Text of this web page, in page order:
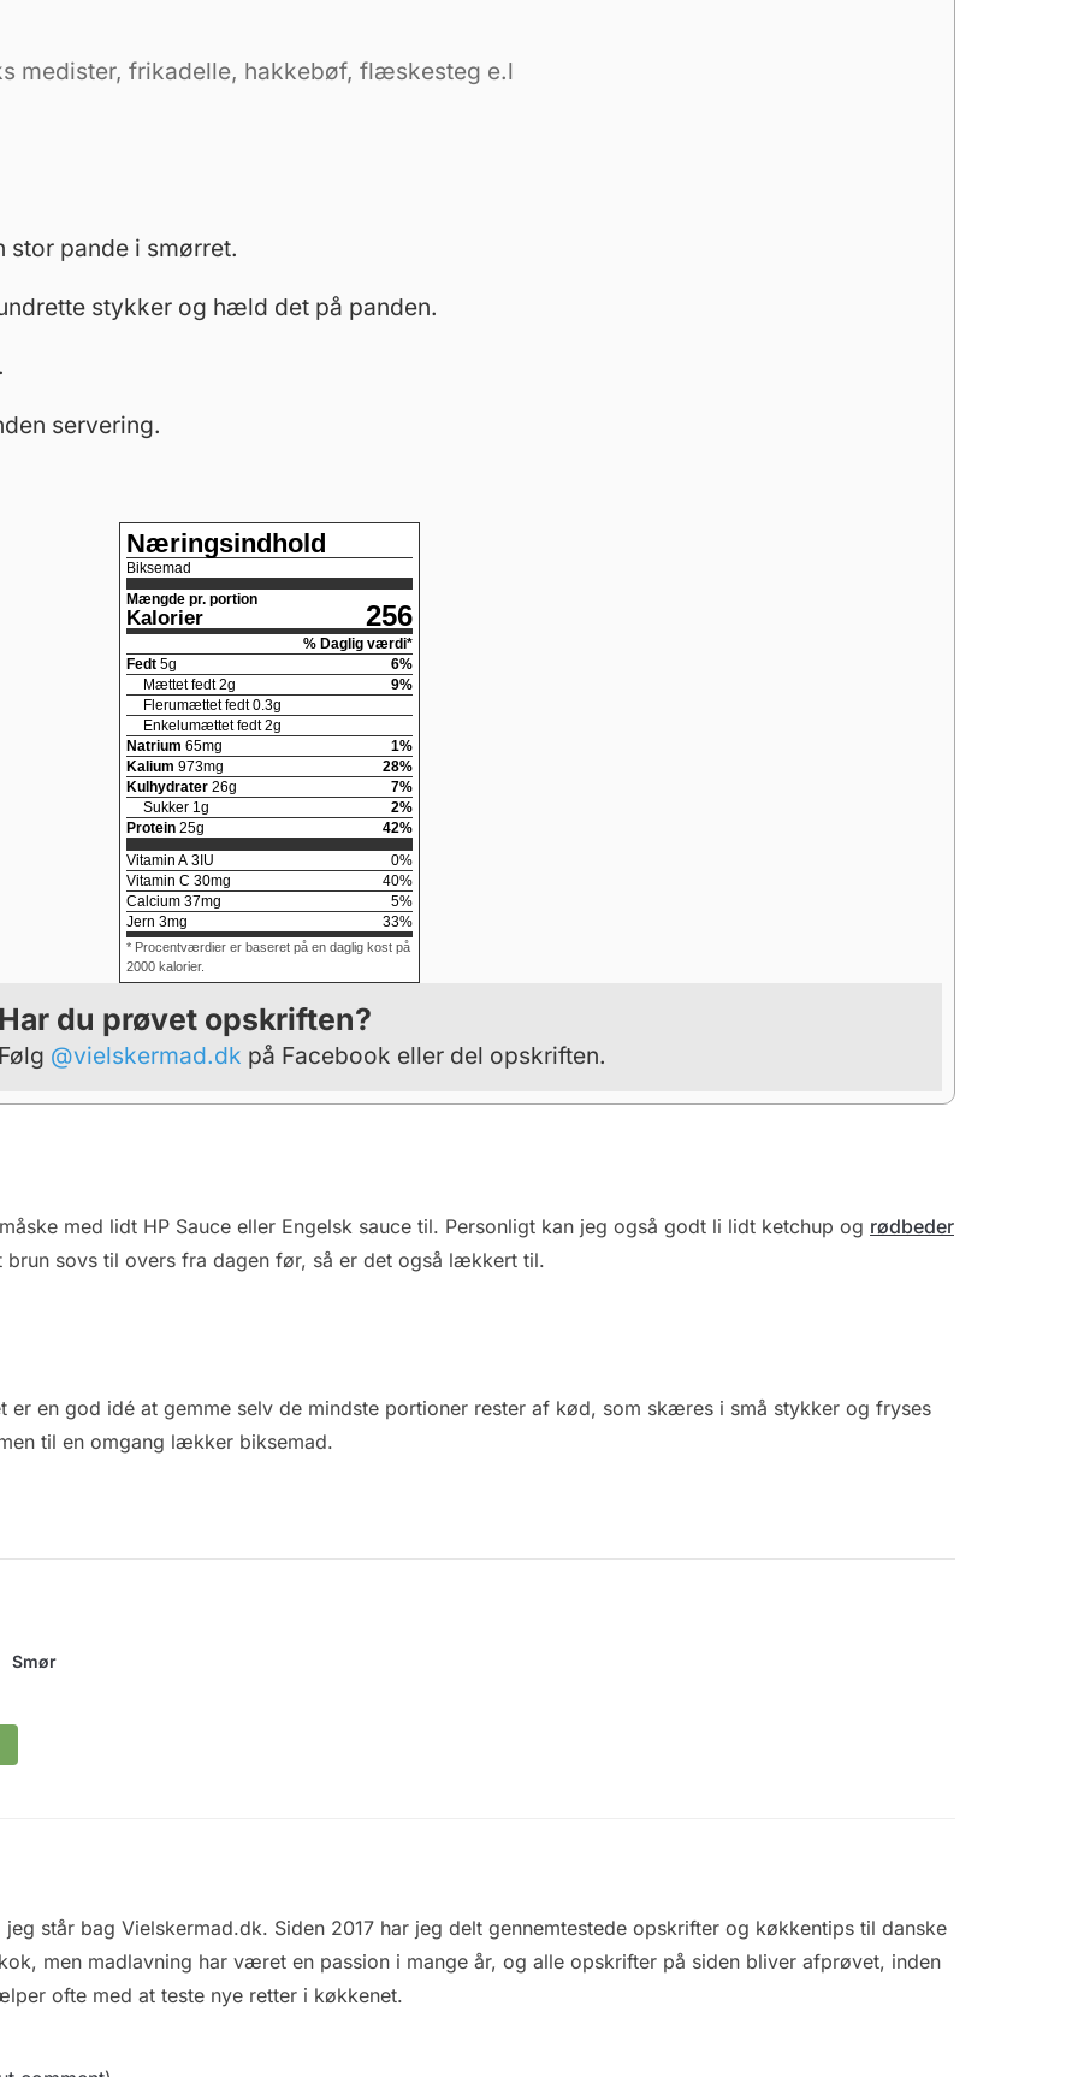
medister, frikadelle, hakkebøf, flæskesteg e.l
stor pande i smørret.
stykker og hæld det på panden.
servering.
Næringsindhold
Biksemad
Mængde pr. portion
Kalorier 256
% Daglig værdi*
Fedt 5g 6%
Mættet fedt 2g 9%
Flerumættet fedt 0.3g
Enkelumættet fedt 2g
Natrium 65mg 1%
Kalium 973mg 28%
Kulhydrater 26g 7%
Sukker 1g 2%
Protein 25g 42%
Vitamin A 3 IU 0%
Vitamin C 30mg 40%
Calcium 37mg 5%
Jern 3mg 33%
* Procentværdier er baseret på en daglig kost på
2000 kalorier.
Har du prøvet opskriften?
Følg @vielskermad.dk på Facebook eller del opskriften.
med lidt HP Sauce eller Engelsk sauce til. Personligt kan jeg også godt li lidt ketchup og rødbeder
sovs til overs fra dagen før, så er det også lækkert til.
er en god idé at gemme selv de mindste portioner rester af kød, som skæres i små stykker og fryses
til en omgang lækker biksemad.
Smør
står bag Vielskermad.dk. Siden 2017 har jeg delt gennemtestede opskrifter og køkkentips til danske
men madlavning har været en passion i mange år, og alle opskrifter på siden bliver afprøvet, inden
ofte med at teste nye retter i køkkenet.